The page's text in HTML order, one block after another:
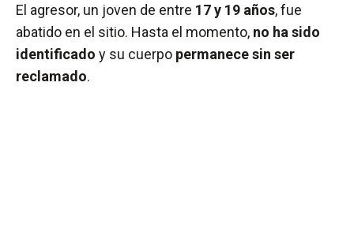
El agresor, un joven de entre 17 y 19 años, fue
abatido en el sitio. Hasta el momento, no ha sido
identificado y su cuerpo permanece sin ser
reclamado.